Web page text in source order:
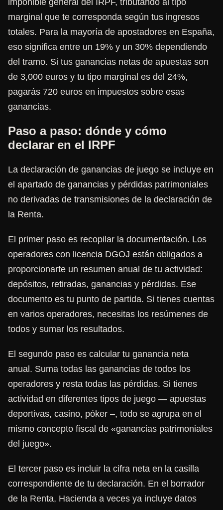
imponible general del IRPF, tributando al tipo
marginal que te corresponda según tus ingresos
totales. Para la mayoría de apostadores en España,
eso significa entre un 19% y un 30% dependiendo
del tramo. Si tus ganancias netas de apuestas son
de 3,000 euros y tu tipo marginal es del 24%,
pagarás 720 euros en impuestos sobre esas
ganancias.
Paso a paso: dónde y cómo
declarar en el IRPF
La declaración de ganancias de juego se incluye en
el apartado de ganancias y pérdidas patrimoniales
no derivadas de transmisiones de la declaración de
la Renta.
El primer paso es recopilar la documentación. Los
operadores con licencia DGOJ están obligados a
proporcionarte un resumen anual de tu actividad:
depósitos, retiradas, ganancias y pérdidas. Ese
documento es tu punto de partida. Si tienes cuentas
en varios operadores, necesitas los resúmenes de
todos y sumar los resultados.
El segundo paso es calcular tu ganancia neta
anual. Suma todas las ganancias de todos los
operadores y resta todas las pérdidas. Si tienes
actividad en diferentes tipos de juego — apuestas
deportivas, casino, póker –, todo se agrupa en el
mismo concepto fiscal de «ganancias patrimoniales
del juego».
El tercer paso es incluir la cifra neta en la casilla
correspondiente de tu declaración. En el borrador
de la Renta, Hacienda a veces ya incluye datos